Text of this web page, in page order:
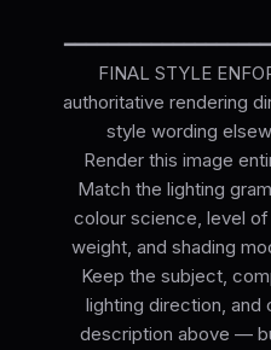
FINAL STYLE
authoritative rendering
style wording
Render this image
Match the lighting
colour science, level
weight, and shading
Keep the subject,
lighting direction,
description above —